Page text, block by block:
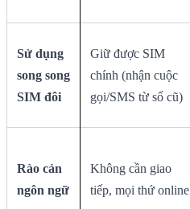
Sử dụng
song song
SIM đôi
Giữ được SIM
chính (nhận cuộc
gọi/SMS từ số cũ)
Rào cản
ngôn ngữ
Không cần giao
tiếp, mọi thứ online